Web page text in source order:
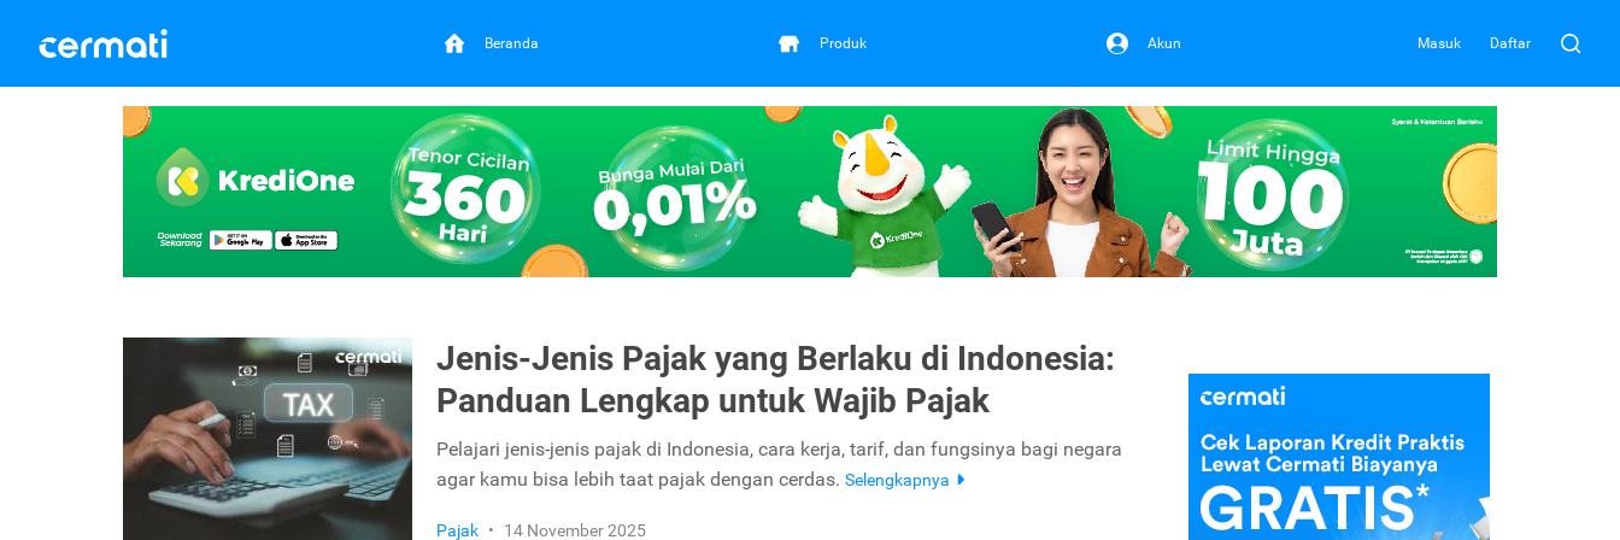
Beranda Produk Akun Masuk Daftar
Jenis-Jenis Pajak yang Berlaku di Indonesia:
Panduan Lengkap untuk Wajib Pajak
Pelajari jenis-jenis pajak di Indonesia, cara kerja, tarif, dan fungsinya bagi negara
agar kamu bisa lebih taat pajak dengan cerdas. Selengkapnya
Pajak • 14 November 2025